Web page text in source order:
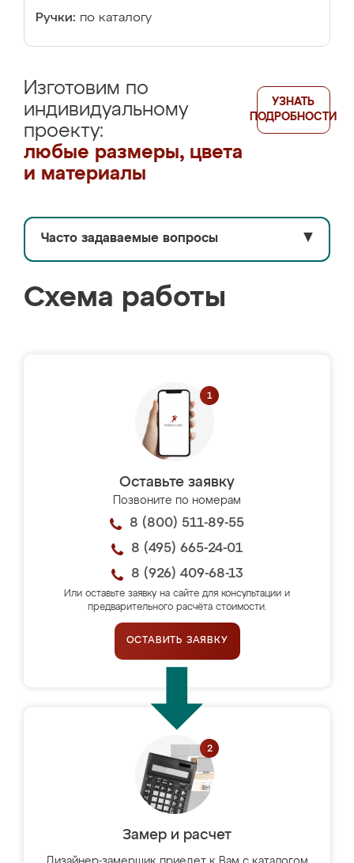
Ручки: по каталогу
Изготовим по
индивидуальному
проекту:
любые размеры, цвета
и материалы
УЗНАТЬ
ПОДРОБНОСТИ
Часто задаваемые вопросы ▼
Схема работы
Оставьте заявку
Позвоните по номерам
8 (800) 511-89-55
8 (495) 665-24-01
8 (926) 409-68-13
Или оставьте заявку на сайте для консультации и
предварительного расчёта стоимости.
ОСТАВИТЬ ЗАЯВКУ
Замер и расчет